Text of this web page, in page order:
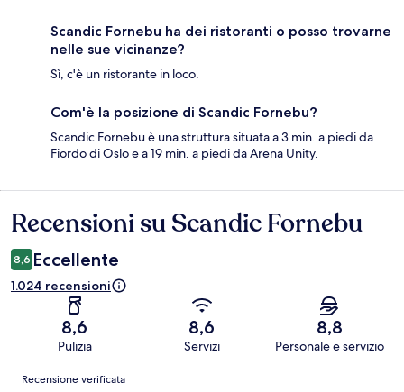
Scandic Fornebu ha dei ristoranti o posso trovarne
nelle sue vicinanze?
Sì, c'è un ristorante in loco.
Com'è la posizione di Scandic Fornebu?
Scandic Fornebu è una struttura situata a 3 min. a piedi da
Fiordo di Oslo e a 19 min. a piedi da Arena Unity.
Recensioni
Recensioni su Scandic Fornebu
8,6 Eccellente
1.024 recensioni
8,6
Pulizia
8,6
Servizi
8,8
Personale e servizio
Recensioni
Recensione verificata